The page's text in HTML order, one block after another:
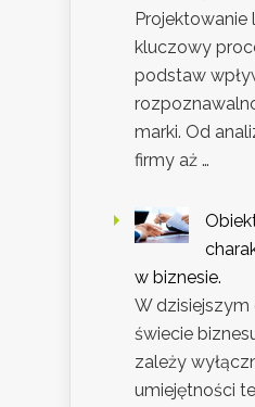
Projektowanie
kluczowy
podstaw
marki. Od
firmy aż …
w biznesie.
W
świecie
zależy
umiejętności